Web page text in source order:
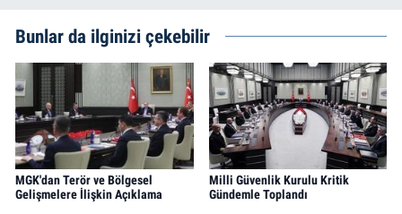
Bunlar da ilginizi çekebilir
MGK'dan Terör ve Bölgesel
Gelişmelere İlişkin Açıklama
Milli Güvenlik Kurulu Kritik
Gündemle Toplandı